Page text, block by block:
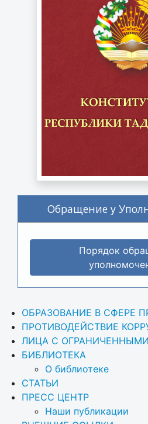
Обращение у
Порядок
ОБРАЗОВАНИЕ В СФЕРЕ
ПРОТИВОДЕЙСТВИЕ
ЛИЦА С
БИБЛИОТЕКА
О библиотеке
СТАТЬИ
ПРЕСС ЦЕНТР
Наши публикации